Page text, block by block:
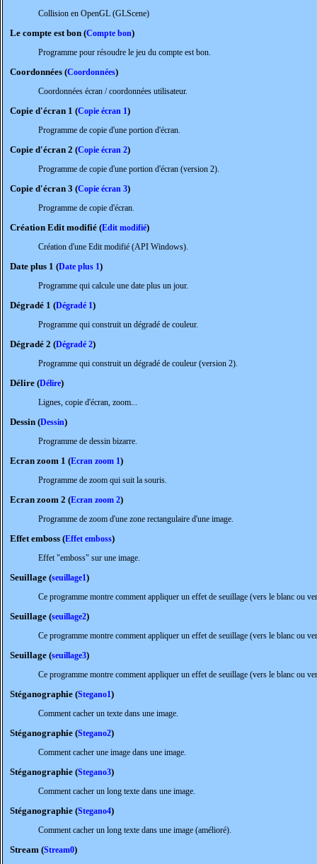
Collision en OpenGL (GLScene)
Le compte est bon (Compte bon)
Programme pour résoudre le jeu du compte est bon.
Coordonnées (Coordonnées)
Coordonnées écran / coordonnées utilisateur.
Copie d'écran 1 (Copie écran 1)
Programme de copie d'une portion d'écran.
Copie d'écran 2 (Copie écran 2)
Programme de copie d'une portion d'écran (version 2).
Copie d'écran 3 (Copie écran 3)
Programme de copie d'écran.
Création Edit modifié (Edit modifié)
Création d'une Edit modifié (API Windows).
Date plus 1 (Date plus 1)
Programme qui calcule une date plus un jour.
Dégradé 1 (Dégradé 1)
Programme qui construit un dégradé de couleur.
Dégradé 2 (Dégradé 2)
Programme qui construit un dégradé de couleur (version 2).
Délire (Délire)
Lignes, copie d'écran, zoom...
Dessin (Dessin)
Programme de dessin bizarre.
Ecran zoom 1 (Ecran zoom 1)
Programme de zoom qui suit la souris.
Ecran zoom 2 (Ecran zoom 2)
Programme de zoom d'une zone rectangulaire d'une image.
Effet emboss (Effet emboss)
Effet "emboss" sur une image.
Seuillage (seuillage1)
Ce programme montre comment appliquer un effet de seuillage (vers le blanc ou
Seuillage (seuillage2)
Ce programme montre comment appliquer un effet de seuillage (vers le blanc ou
Seuillage (seuillage3)
Ce programme montre comment appliquer un effet de seuillage (vers le blanc ou
Stéganographie (Stegano1)
Comment cacher un texte dans une image.
Stéganographie (Stegano2)
Comment cacher une image dans une image.
Stéganographie (Stegano3)
Comment cacher un long texte dans une image.
Stéganographie (Stegano4)
Comment cacher un long texte dans une image (amélioré).
Stream (Stream0)